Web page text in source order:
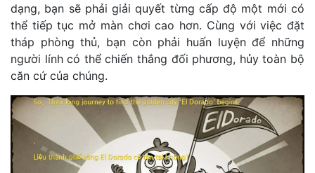
dạng, bạn sẽ phải giải quyết từng cấp độ một mới có
thể tiếp tục mở màn chơi cao hơn. Cùng với việc đặt
tháp phòng thủ, bạn còn phải huấn luyện để những
người lính có thể chiến thắng đối phương, hủy toàn bộ
căn cứ của chúng.